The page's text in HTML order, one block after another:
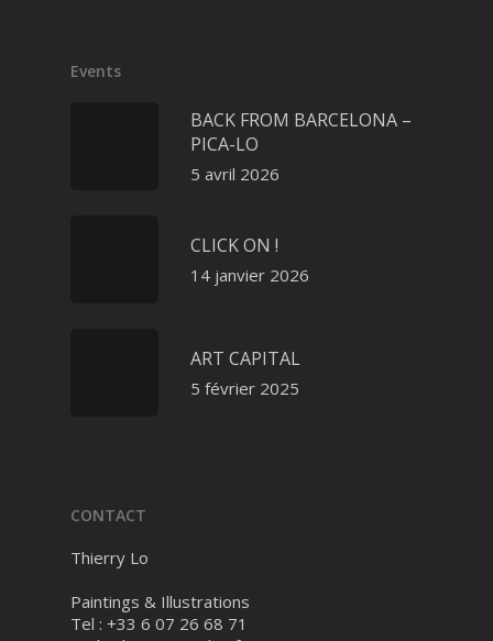
Events
BACK FROM BARCELONA –
PICA-LO
5 avril 2026
CLICK ON !
14 janvier 2026
ART CAPITAL
5 février 2025
CONTACT
Thierry Lo
Paintings & Illustrations
Tel : +33 6 07 26 68 71